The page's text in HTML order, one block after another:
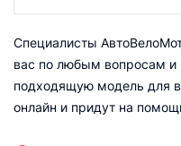
Специалисты
вас по любым вопросам и
подходящую модель для
онлайн и придут на